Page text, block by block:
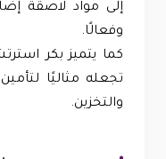
إلى مواد لاصقة
وفعالًا.
كما يتميز بكر
تجعله مثاليًا
والتخزين.